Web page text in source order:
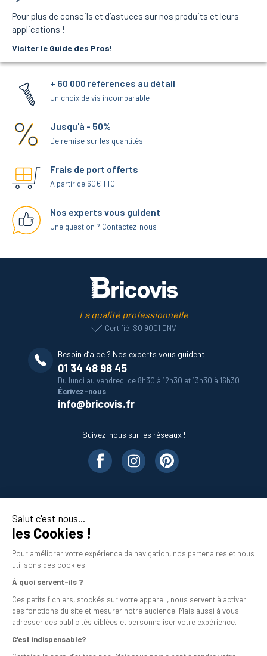
Salut c'est nous...
les Cookies !
Pour améliorer votre expérience de navigation, nos partenaires et nous
utilisons des cookies.
À quoi servent-ils ?
Ces petits fichiers, stockés sur votre appareil, nous servent à activer
des fonctions du site et mesurer notre audience. Mais aussi à vous
adresser des publicités ciblées et personnaliser votre expérience.
C'est indispensable?
Pour plus de conseils et d’astuces sur nos produits et leurs
applications !
Visiter le Guide des Pros!
+ 60 000 références au détail
Un choix de vis incomparable
Jusqu'à - 50%
De remise sur les quantités
Frais de port offerts
A partir de 60€ TTC
Nos experts vous guident
Une question ? Contactez-nous
La qualité professionnelle
Certifié ISO 9001 DNV
Besoin d’aide ? Nos experts vous guident
01 34 48 98 45
Du lundi au vendredi de 8h30 à 12h30 et 13h30 à 16h30
Écrivez-nous
info@bricovis.fr
Suivez-nous sur les réseaux !
En savoir plus
Mentions légales